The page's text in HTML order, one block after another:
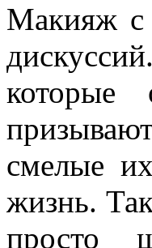
Макияж с
которые
смелые
жизнь.
просто